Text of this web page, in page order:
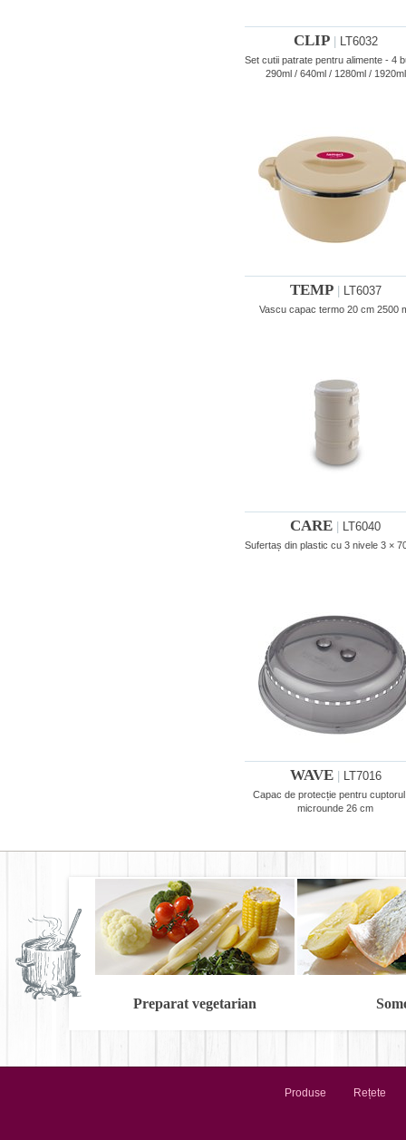
CLIP| LT6032
Set cutii patrate pentru alimente - 4
290ml / 640ml / 1280ml / 1920ml
TEMP| LT6037
Vascu capac termo 20 cm 2500
CARE LT6040
Sufertaș din plastic cu 3 nivele 3 ×
WAVE| LT7016
Capac de protecție pentru
microunde 26 cm
Preparat vegetarian
Produse Rețete